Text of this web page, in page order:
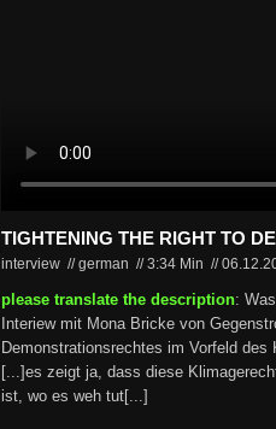
TIGHTENING THE RIGHT TO
interview // german //3:34 Min //
please translate the description:
Interiew mit Mona Bricke von
Demonstrationsrechtes im Vorfeld des
[...]es zeigt ja, dass diese
ist, wo es weh tut[...]